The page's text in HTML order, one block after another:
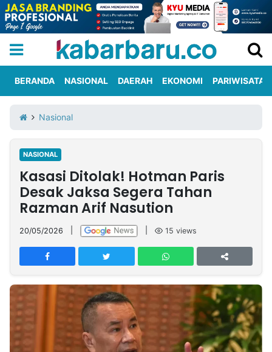
Iklan
Berita
Kami
Nasional
International
Olahraga
Entertainment
Daerah
Pariwisata
Kuliner
Kolom
Network
PT
TREETAN
INDONESIA
Partner
BERANDA NASIONAL DAERAH EKONOMI PARIWISATA
Nasional
NASIONAL
Kasasi Ditolak! Hotman Paris
Desak Jaksa Segera Tahan
Razman Arif Nasution
20/05/2026 15 views